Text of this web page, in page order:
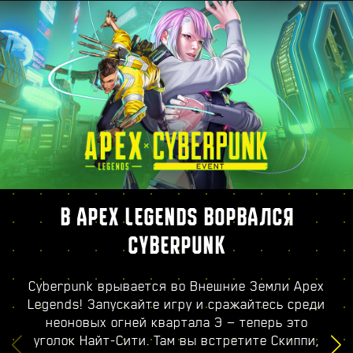
В APEX LEGENDS ВОРВАЛСЯ
CYBERPUNK
Cyberpunk врывается во Внешние Земли Apex
Legends! Запускайте игру и сражайтесь среди
неоновых огней квартала Э — теперь это
уголок Найт-Сити. Там вы встретите Скиппи,